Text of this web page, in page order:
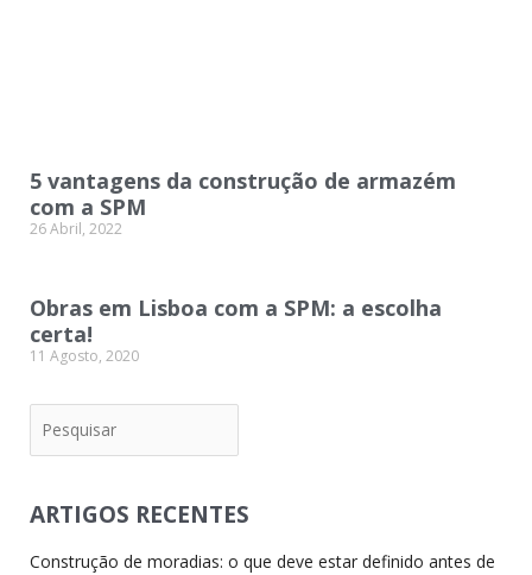
5 vantagens da construção de armazém
com a SPM
26 Abril, 2022
Obras em Lisboa com a SPM: a escolha
certa!
11 Agosto, 2020
ARTIGOS RECENTES
Construção de moradias: o que deve estar definido antes de